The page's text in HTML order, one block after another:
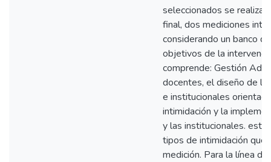
seleccionados se
final, dos mediciones
considerando un banco
objetivos de la
comprende: Gestión
docentes, el diseño de
e institucionales
intimidación y la
y las institucionales.
tipos de intimidación que
medición. Para la línea